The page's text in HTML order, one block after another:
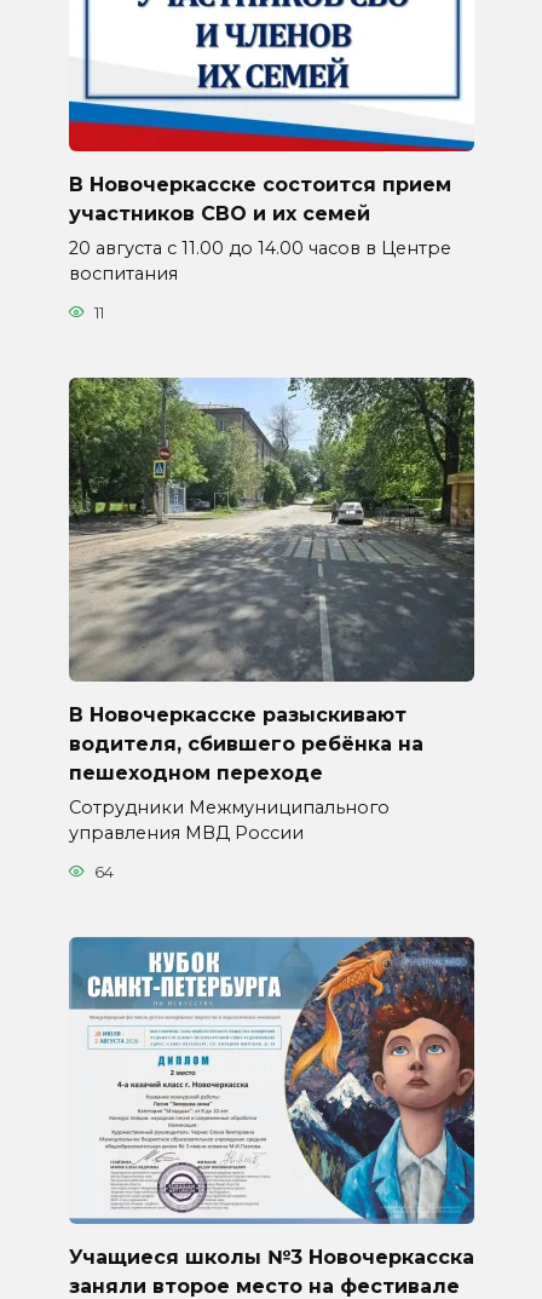
В Новочеркасске состоится прием
участников СВО и их семей
20 августа с 11.00 до 14.00 часов в Центре
воспитания
11
В Новочеркасске разыскивают
водителя, сбившего ребёнка на
пешеходном переходе
Сотрудники Межмуниципального
управления МВД России
64
Учащиеся школы №3 Новочеркасска
заняли второе место на фестивале